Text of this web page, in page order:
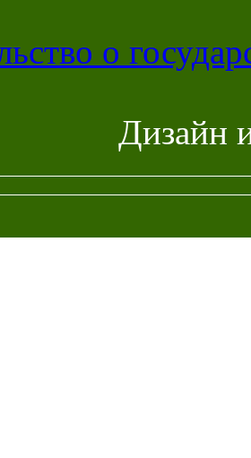
о
Дизайн